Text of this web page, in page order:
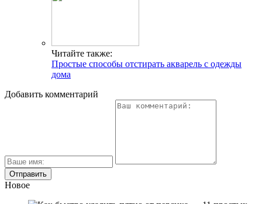
Читайте также:
Простые способы отстирать акварель с одежды
дома
Добавить комментарий
Новое